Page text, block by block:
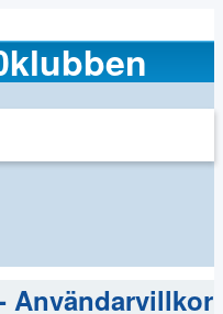
Användarvillkor